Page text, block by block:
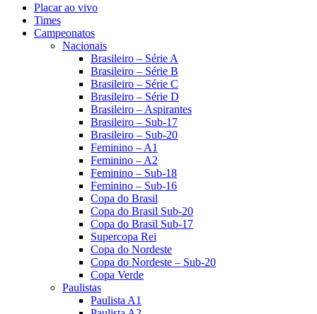
Placar ao vivo
Times
Campeonatos
Nacionais
Brasileiro – Série A
Brasileiro – Série B
Brasileiro – Série C
Brasileiro – Série D
Brasileiro – Aspirantes
Brasileiro – Sub-17
Brasileiro – Sub-20
Feminino – A1
Feminino – A2
Feminino – Sub-18
Feminino – Sub-16
Copa do Brasil
Copa do Brasil Sub-20
Copa do Brasil Sub-17
Supercopa Rei
Copa do Nordeste
Copa do Nordeste – Sub-20
Copa Verde
Paulistas
Paulista A1